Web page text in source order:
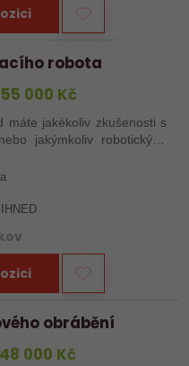
robota
000 Kč
máte jakékoliv zkušenosti s
jakýmkoliv robotickým,
tak se nám neváhejte
obrábění
000 Kč